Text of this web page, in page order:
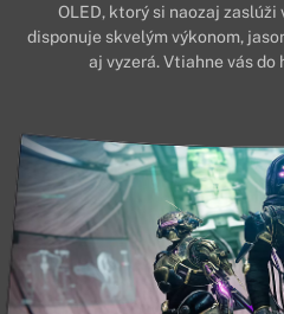
OLED, ktorý si naozaj
disponuje skvelým výkonom,
aj vyzerá. Vtiahne vás do